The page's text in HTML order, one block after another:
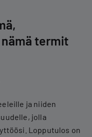
termit
ja niiden
jolla
Lopputulos on